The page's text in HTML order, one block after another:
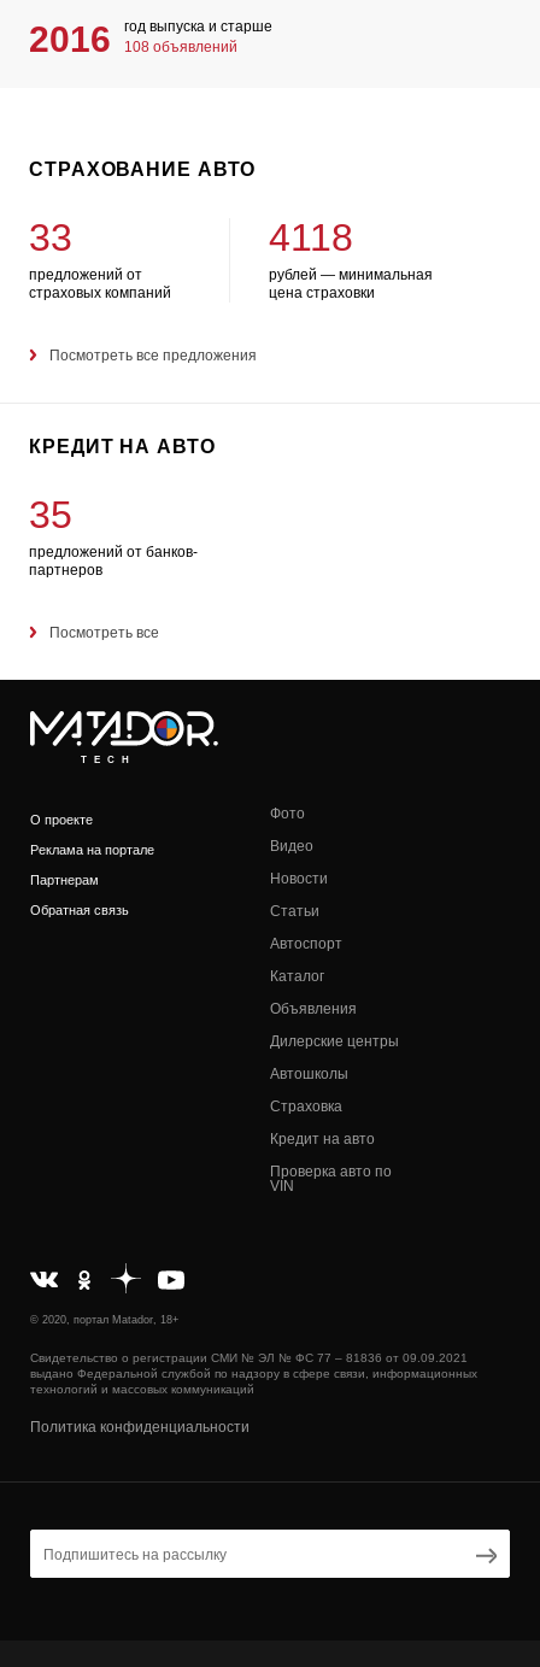
2016
год выпуска и старше
108 объявлений
СТРАХОВАНИЕ АВТО
33
предложений от
страховых компаний
4118
рублей — минимальная
цена страховки
Посмотреть все предложения
КРЕДИТ НА АВТО
35
предложений от банков-
партнеров
Посмотреть все
TECH
О проекте
Реклама на портале
Партнерам
Обратная связь
Фото
Видео
Новости
Статьи
Автоспорт
Каталог
Объявления
Дилерские центры
Автошколы
Страховка
Кредит на авто
Проверка авто по
VIN
© 2020, портал Matador, 18+
Свидетельство о регистрации СМИ № ЭЛ № ФС 77 – 81836 от 09.09.2021
выдано Федеральной службой по надзору в сфере связи, информационных
технологий и массовых коммуникаций
Политика конфиденциальности